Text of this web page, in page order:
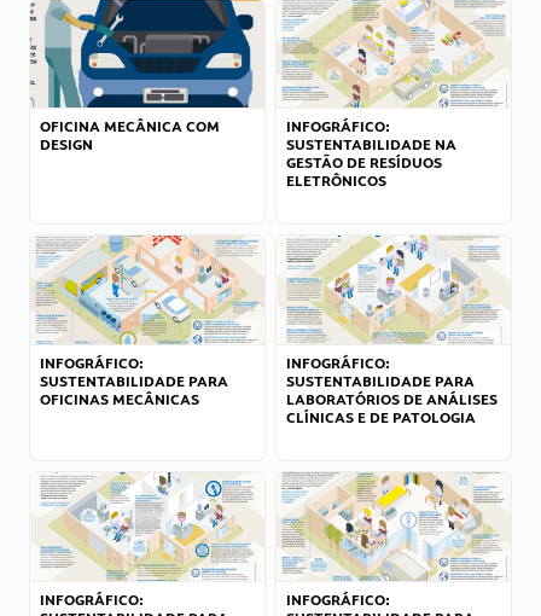
OFICINA MECÂNICA COM
DESIGN
INFOGRÁFICO:
SUSTENTABILIDADE NA
GESTÃO DE RESÍDUOS
ELETRÔNICOS
INFOGRÁFICO:
SUSTENTABILIDADE PARA
OFICINAS MECÂNICAS
INFOGRÁFICO:
SUSTENTABILIDADE PARA
LABORATÓRIOS DE ANÁLISES
CLÍNICAS E DE PATOLOGIA
INFOGRÁFICO:
INFOGRÁFICO: